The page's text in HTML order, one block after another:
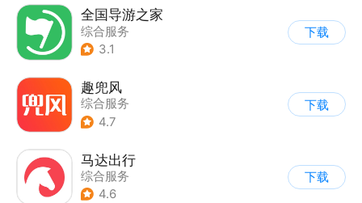
全国导游之家
综合服务
3.1
下载
趣兜风
综合服务
4.7
下载
马达出行
综合服务
4.6
下载